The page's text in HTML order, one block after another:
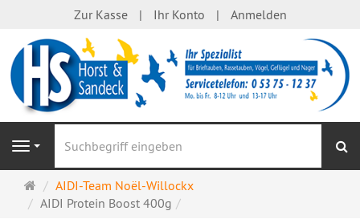
Zur Kasse Ihr Konto Anmelden
Navigation
Startseite
AIDI-Team Noël-Willockx
AIDI Protein Boost 400g